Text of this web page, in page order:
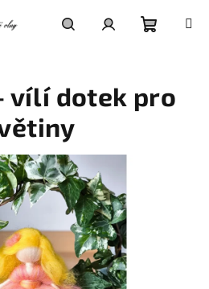
košík
vílí dotek pro